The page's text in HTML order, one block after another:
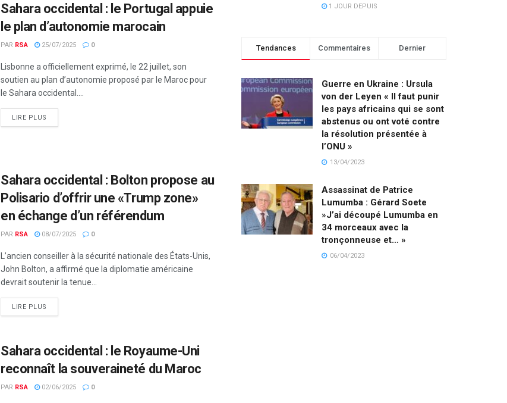
Sahara occidental : le Portugal appuie
le plan d’autonomie marocain
PAR RSA 25/07/2025 0
Lisbonne a officiellement exprimé, le 22 juillet, son
soutien au plan d’autonomie proposé par le Maroc pour
le Sahara occidental....
LIRE PLUS
Sahara occidental : Bolton propose au
Polisario d’offrir une «Trump zone»
en échange d’un référendum
PAR RSA 08/07/2025 0
L’ancien conseiller à la sécurité nationale des États-Unis,
John Bolton, a affirmé que la diplomatie américaine
devrait soutenir la tenue...
LIRE PLUS
Sahara occidental : le Royaume-Uni
reconnaît la souveraineté du Maroc
PAR RSA 02/06/2025 0
1 JOUR DEPUIS
Tendances Commentaires Dernier
Guerre en Ukraine : Ursula
von der Leyen « Il faut punir
les pays africains qui se sont
abstenus ou ont voté contre
la résolution présentée à
l’ONU »
13/04/2023
Assassinat de Patrice
Lumumba : Gérard Soete
»J’ai découpé Lumumba en
34 morceaux avec la
tronçonneuse et… »
06/04/2023